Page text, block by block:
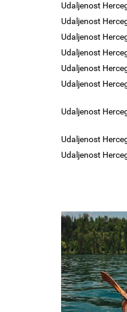
Udaljenost
Udaljenost
Udaljenost
Udaljenost
Udaljenost
Udaljenost
Udaljenost
Udaljenost
Udaljenost